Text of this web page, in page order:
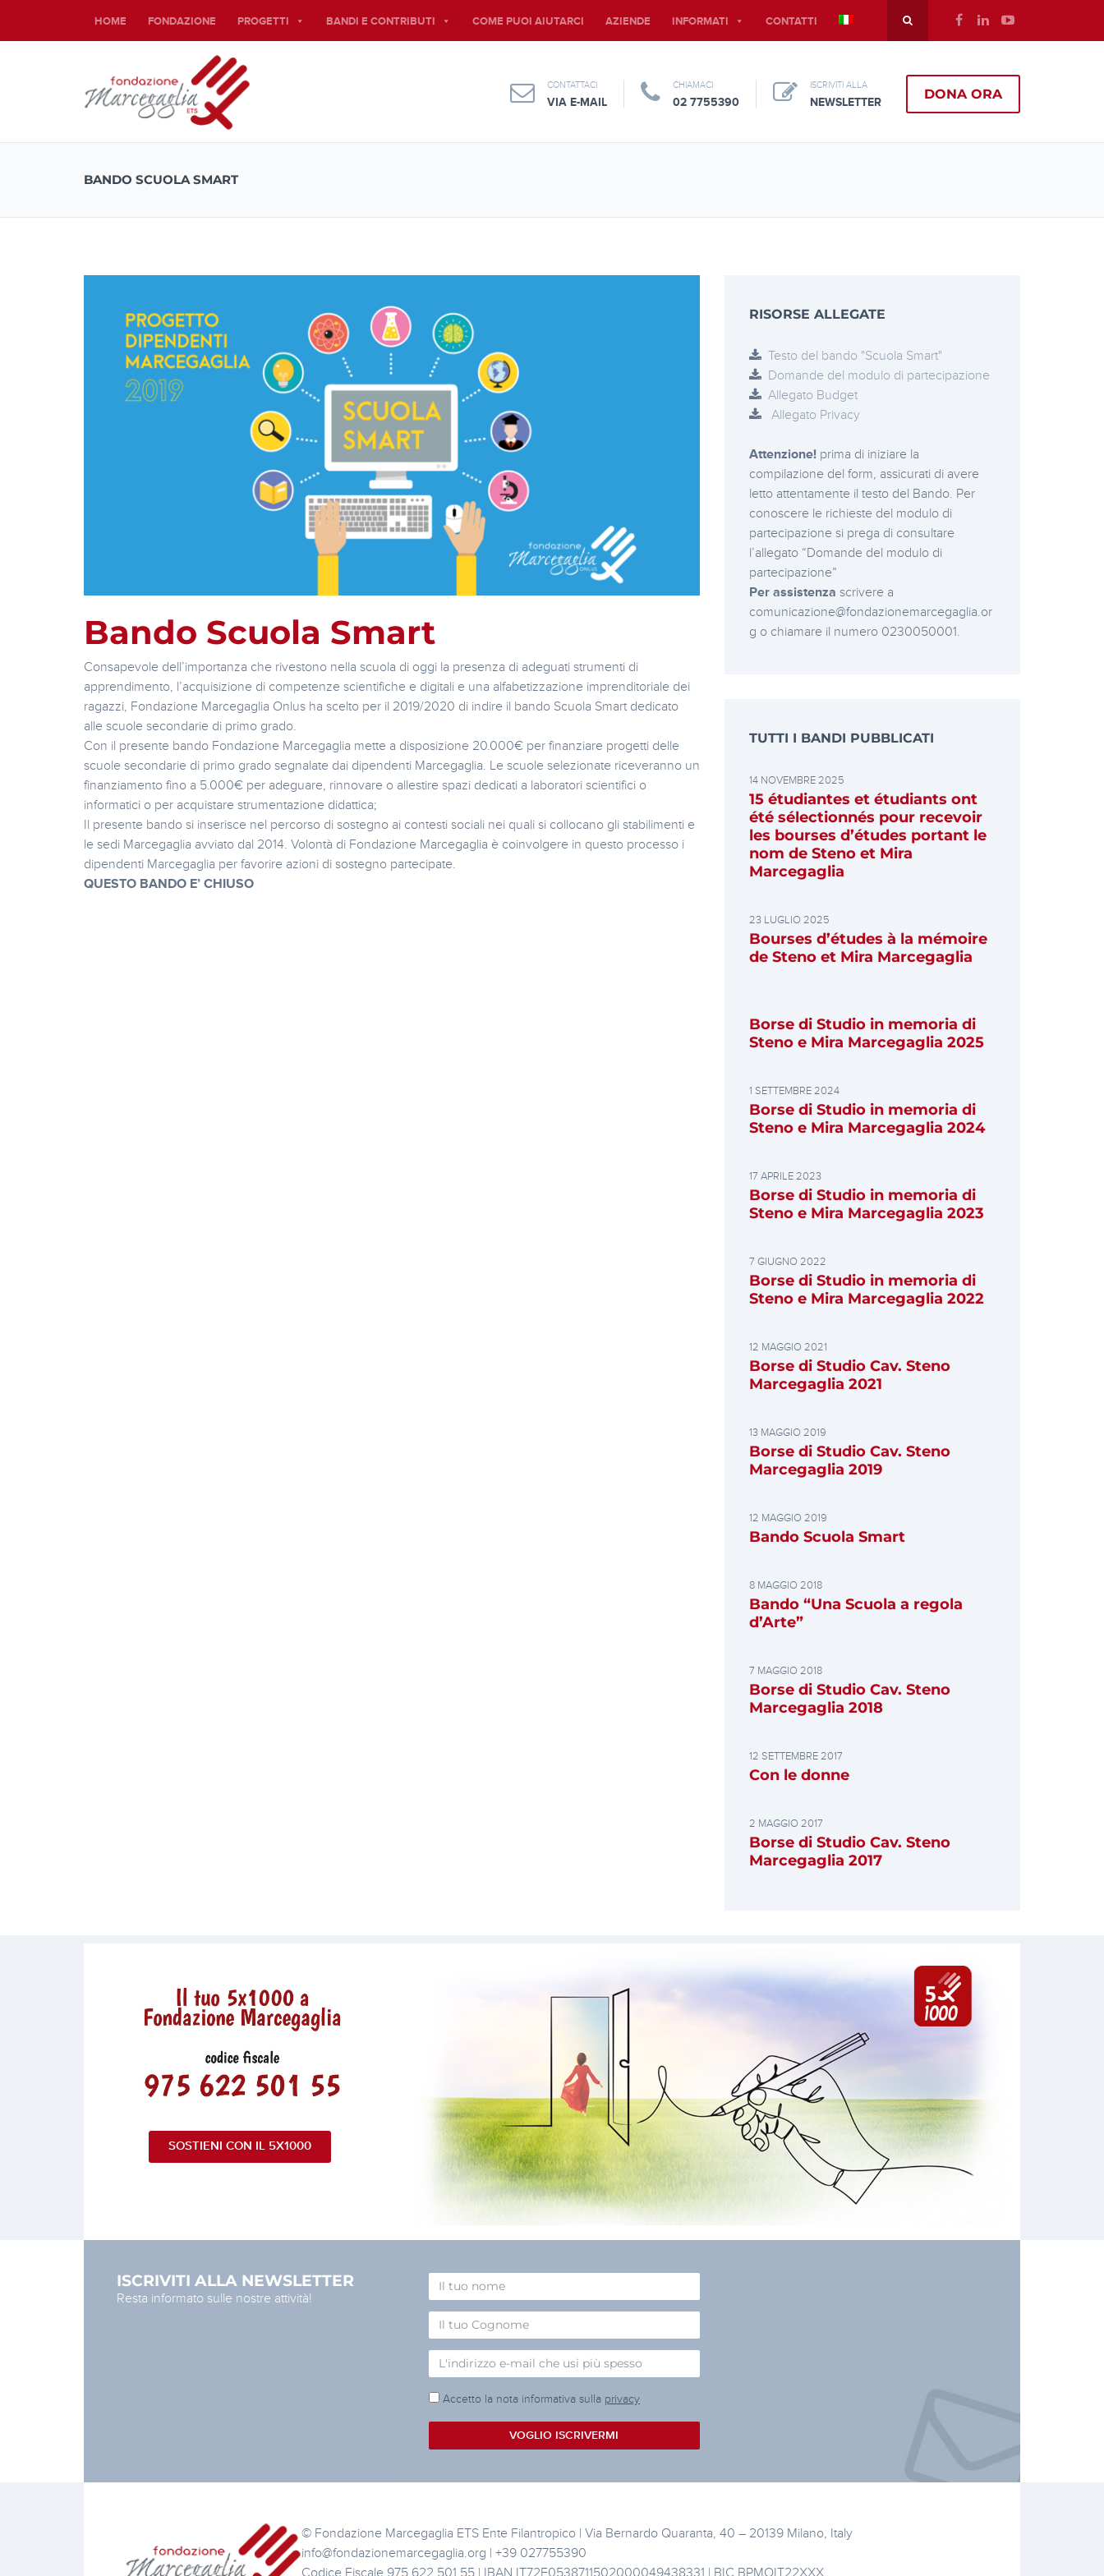
HOME FONDAZIONE PROGETTI BANDI E CONTRIBUTI COME PUOI AIUTARCI AZIENDE INFORMATI CONTATTI
CONTATTACI
VIA E-MAIL
CHIAMACI
02 7755390
ISCRIVITI ALLA
NEWSLETTER
DONA ORA
BANDO SCUOLA SMART
Bando Scuola Smart
Consapevole dell’importanza che rivestono nella scuola di oggi la presenza di adeguati strumenti di
apprendimento, l’acquisizione di competenze scientifiche e digitali e una alfabetizzazione imprenditoriale dei
ragazzi, Fondazione Marcegaglia Onlus ha scelto per il 2019/2020 di indire il bando Scuola Smart dedicato
alle scuole secondarie di primo grado.
Con il presente bando Fondazione Marcegaglia mette a disposizione 20.000€ per finanziare progetti delle
scuole secondarie di primo grado segnalate dai dipendenti Marcegaglia. Le scuole selezionate riceveranno un
finanziamento fino a 5.000€ per adeguare, rinnovare o allestire spazi dedicati a laboratori scientifici o
informatici o per acquistare strumentazione didattica;
Il presente bando si inserisce nel percorso di sostegno ai contesti sociali nei quali si collocano gli stabilimenti e
le sedi Marcegaglia avviato dal 2014. Volontà di Fondazione Marcegaglia è coinvolgere in questo processo i
dipendenti Marcegaglia per favorire azioni di sostegno partecipate.
QUESTO BANDO E’ CHIUSO
RISORSE ALLEGATE
Testo del bando "Scuola Smart"
Domande del modulo di partecipazione
Allegato Budget
Allegato Privacy
Attenzione! prima di iniziare la
compilazione del form, assicurati di avere
letto attentamente il testo del Bando. Per
conoscere le richieste del modulo di
partecipazione si prega di consultare
l’allegato “Domande del modulo di
partecipazione”
Per assistenza scrivere a
comunicazione@fondazionemarcegaglia.or
g o chiamare il numero 0230050001.
TUTTI I BANDI PUBBLICATI
14 NOVEMBRE 2025
15 étudiantes et étudiants ont
été sélectionnés pour recevoir
les bourses d’études portant le
nom de Steno et Mira
Marcegaglia
23 LUGLIO 2025
Bourses d’études à la mémoire
de Steno et Mira Marcegaglia
Borse di Studio in memoria di
Steno e Mira Marcegaglia 2025
1 SETTEMBRE 2024
Borse di Studio in memoria di
Steno e Mira Marcegaglia 2024
17 APRILE 2023
Borse di Studio in memoria di
Steno e Mira Marcegaglia 2023
7 GIUGNO 2022
Borse di Studio in memoria di
Steno e Mira Marcegaglia 2022
12 MAGGIO 2021
Borse di Studio Cav. Steno
Marcegaglia 2021
13 MAGGIO 2019
Borse di Studio Cav. Steno
Marcegaglia 2019
12 MAGGIO 2019
Bando Scuola Smart
8 MAGGIO 2018
Bando “Una Scuola a regola
d’Arte”
7 MAGGIO 2018
Borse di Studio Cav. Steno
Marcegaglia 2018
12 SETTEMBRE 2017
Con le donne
2 MAGGIO 2017
Borse di Studio Cav. Steno
Marcegaglia 2017
SOSTIENI CON IL 5X1000
ISCRIVITI ALLA NEWSLETTER
Resta informato sulle nostre attività!
Accetto la nota informativa sulla privacy
VOGLIO ISCRIVERMI
© Fondazione Marcegaglia ETS Ente Filantropico | Via Bernardo Quaranta, 40 – 20139 Milano, Italy
info@fondazionemarcegaglia.org | +39 027755390
Codice Fiscale 975 622 501 55 | IBAN IT72F0538711502000049438331 | BIC BPMOIT22XXX